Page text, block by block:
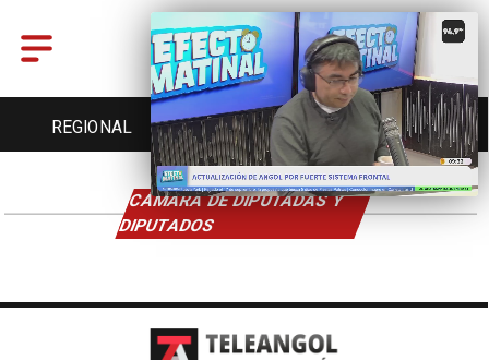
REGIONAL ENTRETENCIÓN DEPORTES
CÁMARA DE DIPUTADAS Y
DIPUTADOS